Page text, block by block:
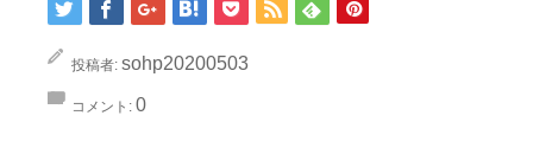
投稿者:sohp20200503
コメント:0